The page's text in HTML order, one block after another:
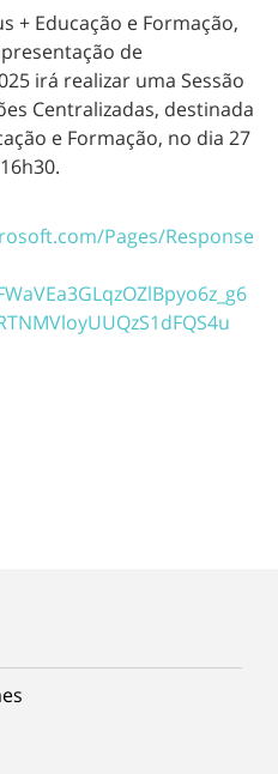
+ Educação e Formação,
de
irá realizar uma Sessão
Centralizadas, destinada
e Formação, no dia 27
Pages/Response